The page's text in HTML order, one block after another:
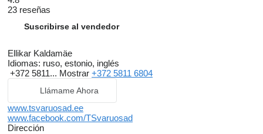
23 reseñas
Suscribirse al vendedor
Ellikar Kaldamäe
Idiomas: ruso, estonio, inglés
+372 5811... Mostrar +372 5811 6804
Llámame Ahora
www.tsvaruosad.ee
www.facebook.com/TSvaruosad
Dirección